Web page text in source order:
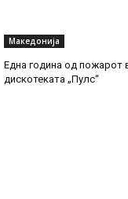
Македонија
Една година од пожарот
дискотеката „Пулс“